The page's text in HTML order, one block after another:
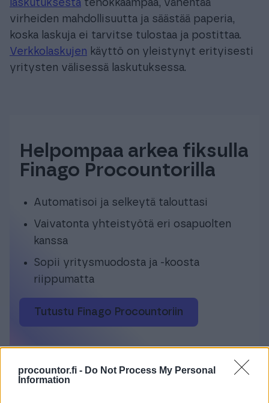
procountor.fi - Do Not Process My Personal
Information
laskutuksesta tehokkaampaa, vähentää
virheiden mahdollisuutta ja säästää paperia,
koska laskuja ei tarvitse tulostaa ja postittaa.
Verkkolaskujen käyttö on yleistynyt erityisesti
yritysten välisessä laskutuksessa.
Helpompaa arkea fiksulla
Finago Procountorilla
Automatisoi ja selkeytä talouttasi
Vaivatonta yhteistyötä eri osapuolten
kanssa
Sopii yritysmuodosta ja -koosta
riippumatta
Tutustu Finago Procountoriin